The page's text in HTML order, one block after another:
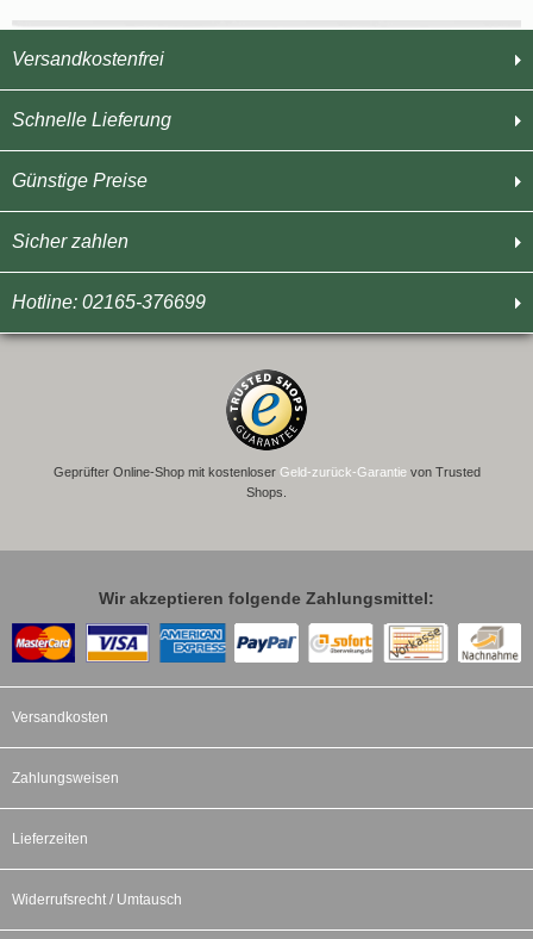
Versandkostenfrei
Schnelle Lieferung
Günstige Preise
Sicher zahlen
Hotline: 02165-376699
Geprüfter Online-Shop mit kostenloser Geld-zurück-Garantievon Trusted
Shops.
Wir akzeptieren folgende Zahlungsmittel:
Versandkosten
Zahlungsweisen
Lieferzeiten
Widerrufsrecht / Umtausch